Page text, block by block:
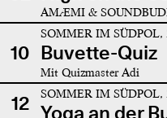
AMÆMI &
10
SOMMER IM
Buvette-Quiz
Mit Quizmaster Adi
12 SOMMER IM
Yoga an der